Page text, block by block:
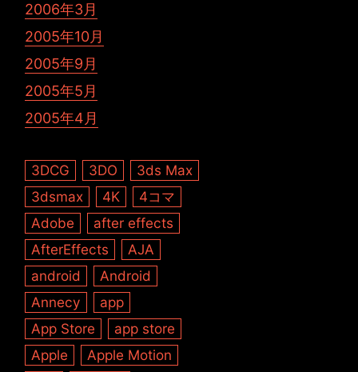
2006年3月
2005年10月
2005年9月
2005年5月
2005年4月
3DCG 3DO
3ds Max
3dsmax
4K
4コマ
Adobe
after effects
AfterEffects
AJA
android
Android
Annecy
app
App Store
app store
Apple
Apple Motion